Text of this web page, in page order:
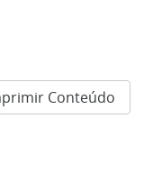
Conteúdo